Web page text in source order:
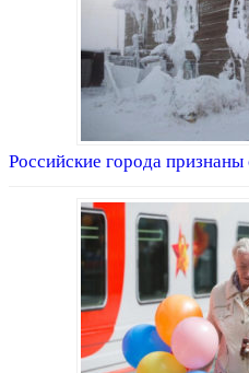
Российские города